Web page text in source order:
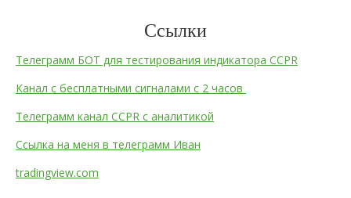
Ссылки
Телеграмм БОТ для тестирования индикатора CCPR
Канал с бесплатными сигналами с 2 часов
Телеграмм канал CCPR с аналитикой
Ссылка на меня в телеграмм Иван
tradingview.com